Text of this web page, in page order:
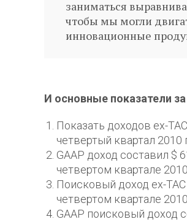
заниматься
чтобы мы могли
инновационные
И основные показатели
Показать доходов ex-
четвертый квартал 2010
GAAP доход составил $
четвертом квартале 2010
Поисковый доход ex-
четвертом квартале 2010
GAAP поисковый доход